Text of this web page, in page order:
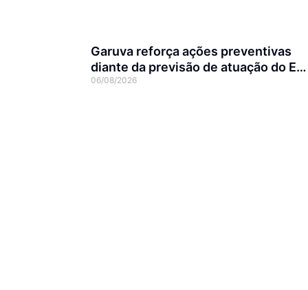
Garuva reforça ações preventivas
diante da previsão de atuação do El
Niño
06/08/2026